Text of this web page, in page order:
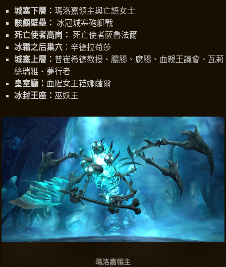
城塞下層： 瑪洛嘉領主與亡語女士
骸顱壁壘： 冰冠城塞砲艇戰
死亡使者高崗： 死亡使者薩魯法爾
冰霜之后巢穴 ：辛德拉苟莎
城塞上層： 普崔希德教授、膿腸、腐腸、血親王議會、瓦莉
絲瑞雅‧夢行者
皇室廳： 血腥女王菈娜薩爾
冰封王座： 巫妖王
瑪洛嘉領主